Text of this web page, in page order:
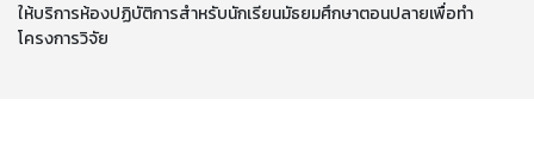
ให้บริการห้องปฏิบัติการสำหรับนักเรียนมัธยมศึกษาตอนปลายเพื่อทำ
โครงการวิจัย